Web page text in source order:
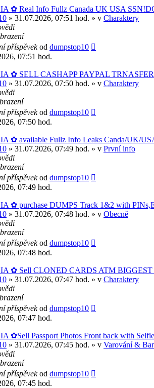
✿ Real Info Fullz Canada UK USA
» 31.07.2026, 07:51 hod. » v Charaktery
příspěvekod dumpstop10
07:51 hod.
✿ SELL CASHAPP PAYPAL
» 31.07.2026, 07:50 hod. » v Charaktery
příspěvekod dumpstop10
07:50 hod.
✿ available Fullz Info Leaks Canda/UK/
» 31.07.2026, 07:49 hod. » v První info
příspěvekod dumpstop10
07:49 hod.
✿ purchase DUMPS Track 1&2 with
» 31.07.2026, 07:48 hod. » v Obecně
příspěvekod dumpstop10
07:48 hod.
✿ Sell CLONED CARDS ATM
» 31.07.2026, 07:47 hod. » v Charaktery
příspěvekod dumpstop10
07:47 hod.
✿Sell Passport Photos Front back with
» 31.07.2026, 07:45 hod. » v Varování &
příspěvekod dumpstop10
07:45 hod.